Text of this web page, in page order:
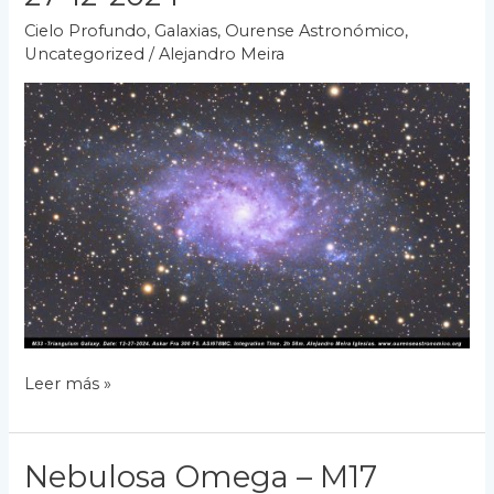
Cielo Profundo, Galaxias, Ourense Astronómico,
Uncategorized /Alejandro Meira
Galaxia
Triángulo
M33.
Leer más »
Nebulosa Omega – M17